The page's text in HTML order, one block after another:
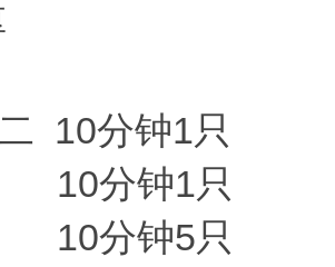
10分钟1只
10分钟1只
10分钟5只